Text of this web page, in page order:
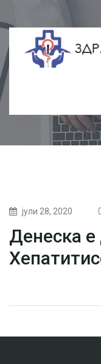
јули 28, 2020
Денеска е